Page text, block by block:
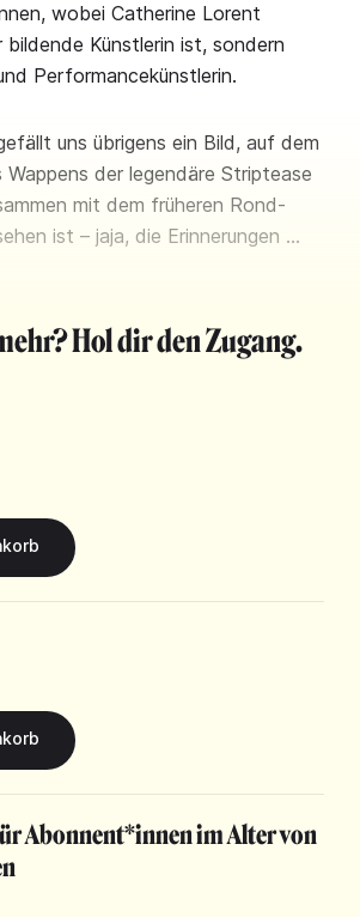
wobei Catherine Lorent
Künstlerin ist, sondern
Performancekünstlerin.
uns übrigens ein Bild, auf dem
der legendäre Striptease
mit dem früheren Rond-
ist – jaja, die Erinnerungen …
Hol dir den Zugang.
Abonnent*innen im Alter von